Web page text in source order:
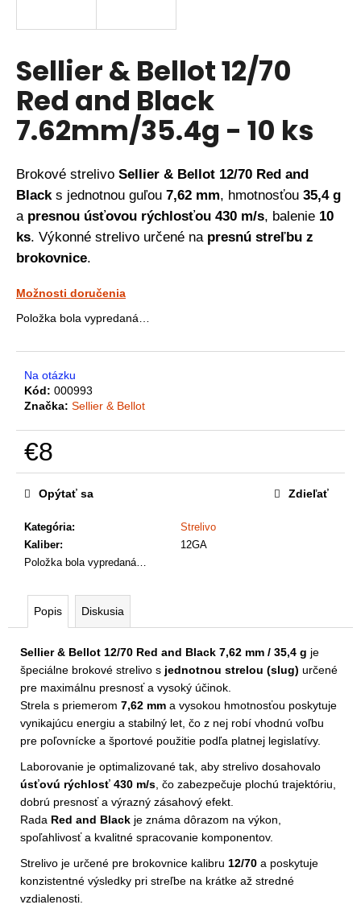
Sellier & Bellot 12/70
Red and Black
7.62mm/35.4g - 10 ks
Brokové strelivo Sellier & Bellot 12/70 Red and
Black s jednotnou guľou 7,62 mm, hmotnosťou 35,4 g
a presnou úsťovou rýchlosťou 430 m/s, balenie 10
ks. Výkonné strelivo určené na presnú streľbu z
brokovnice.
Možnosti doručenia
Položka bola vypredaná…
Na otázku
Kód: 000993
Značka: Sellier & Bellot
€8
Jednotková
Kategória:
Strelivo
Kaliber:
12GA
Položka bola vypredaná…
Opýtať sa Zdieľať
Popis Diskusia
Sellier & Bellot 12/70 Red and Black 7,62 mm / 35,4 g je
špeciálne brokové strelivo s jednotnou strelou (slug) určené
pre maximálnu presnosť a vysoký účinok.
Strela s priemerom 7,62 mm a vysokou hmotnosťou poskytuje
vynikajúcu energiu a stabilný let, čo z nej robí vhodnú voľbu
pre poľovnícke a športové použitie podľa platnej legislatívy.
Laborovanie je optimalizované tak, aby strelivo dosahovalo
úsťovú rýchlosť 430 m/s , čo zabezpečuje plochú trajektóriu,
dobrú presnosť a výrazný zásahový efekt.
Rada Red and Black je známa dôrazom na výkon,
spoľahlivosť a kvalitné spracovanie komponentov.
Strelivo je určené pre brokovnice kalibru 12/70 a poskytuje
konzistentné výsledky pri streľbe na krátke až stredné
vzdialenosti.
s
ť
?
HĽADAŤ
O
d
o
r
č
a
m
e